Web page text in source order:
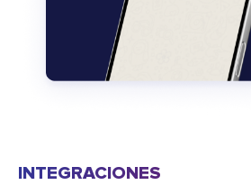
INTEGRACIONES